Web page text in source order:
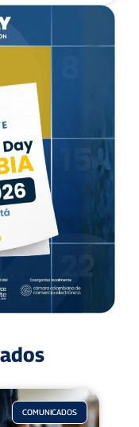
COMUNICADOS